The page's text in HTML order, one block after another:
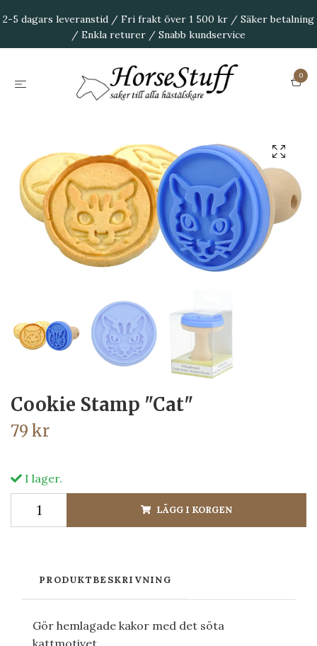
2-5 dagars leveranstid / Fri frakt över 1 500 kr / Säker betalning
/ Enkla returer / Snabb kundservice
0
Cookie Stamp "Cat"
79 kr
I lager.
LÄGG I KORGEN
PRODUKTBESKRIVNING
Gör hemlagade kakor med det söta